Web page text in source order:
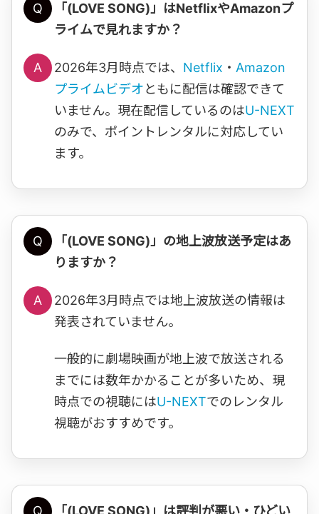
Q
「(LOVE SONG)」はNetflixやAmazonプ
ライムで見れますか？
A 2026年3月時点では、 Netflix ・ Amazon
プライムビデオともに配信は確認できて
いません。現在配信しているのはU-NEXT
のみで、ポイントレンタルに対応してい
ます。
Q
「(LOVE SONG)」の地上波放送予定はあ
りますか？
A
2026年3月時点では地上波放送の情報は
発表されていません。
一般的に劇場映画が地上波で放送される
までには数年かかることが多いため、現
時点での視聴にはU-NEXTでのレンタル
視聴がおすすめです。
Q
「(LOVE SONG)」は評判が悪い・ひどい